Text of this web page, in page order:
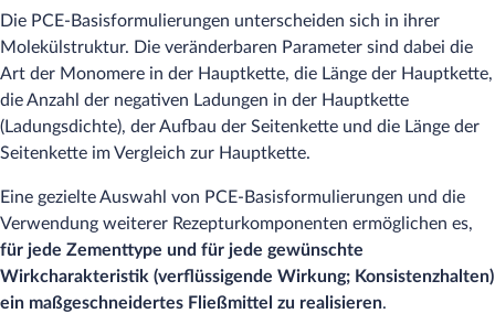
Die PCE-Basisformulierungen unterscheiden sich in ihrer
Molekülstruktur. Die veränderbaren Parameter sind dabei die
Art der Monomere in der Hauptkette, die Länge der Hauptkette,
die Anzahl der negativen Ladungen in der Hauptkette
(Ladungsdichte), der Aufbau der Seitenkette und die Länge der
Seitenkette im Vergleich zur Hauptkette.
Eine gezielte Auswahl von PCE-Basisformulierungen und die
Verwendung weiterer Rezepturkomponenten ermöglichen es,
für jede Zementtype und für jede gewünschte
Wirkcharakteristik (verflüssigende Wirkung; Konsistenzhalten)
ein maßgeschneidertes Fließmittel zu realisieren.